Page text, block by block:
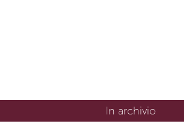
In archivio